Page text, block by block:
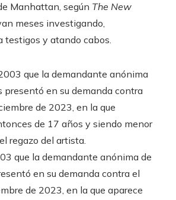
Manhattan, según The New
meses investigando,
testigos y atando cabos.
que la demandante anónima de
en su demanda contra el
de 2023, en la que aparece